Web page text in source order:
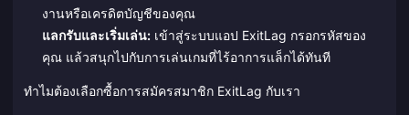
งานหรือเครดิตบัญชีของคุณ
แลกรับและเริ่มเล่น:เข้าสู่ระบบแอป ExitLag กรอกรหัสของ
คุณ แล้วสนุกไปกับการเล่นเกมที่ไร้อาการแล็กได้ทันที
ทำไมต้องเลือกซื้อการสมัครสมาชิก ExitLag กับเรา